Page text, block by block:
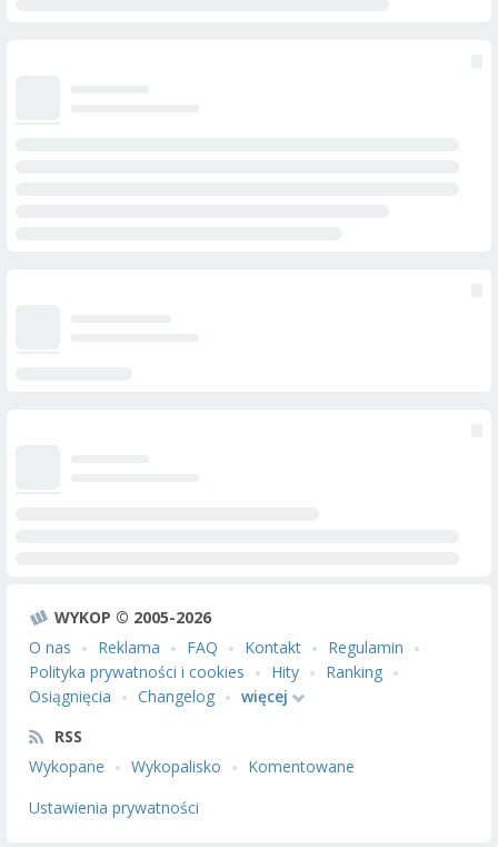
WYKOP © 2005-2026
O nas
Reklama FAQ Kontakt
Regulamin
Polityka prywatności i cookies
Hity
Ranking
Osiągnięcia
Changelog
więcej
RSS
Wykopane
Wykopalisko
Komentowane
Ustawienia prywatności